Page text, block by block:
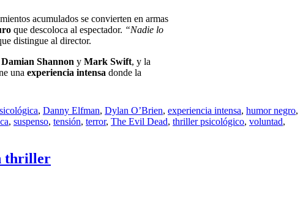
acumulados se convierten en armas
que descoloca al espectador. “Nadie lo
distingue al director.
Damian Shannon y Mark Swift, y la
una experiencia intensa donde la
, Danny Elfman, Dylan O’Brien, experiencia intensa, humor negro,
, suspenso, tensión, terror, The Evil Dead, thriller psicológico, voluntad,
thriller